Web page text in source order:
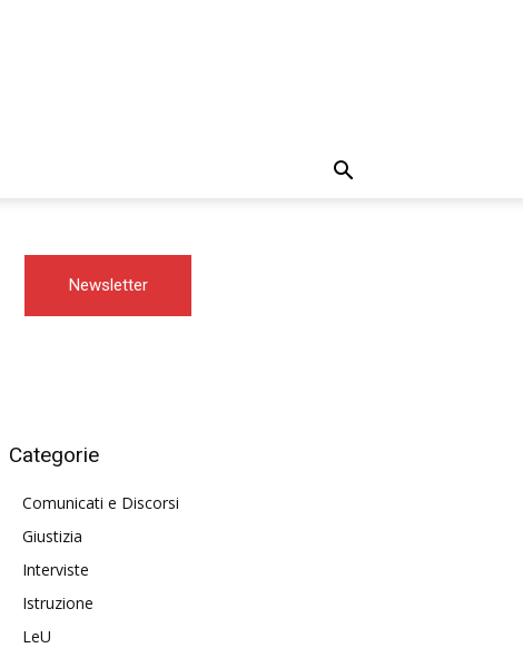
Newsletter
Categorie
Comunicati e Discorsi
Giustizia
Interviste
Istruzione
LeU